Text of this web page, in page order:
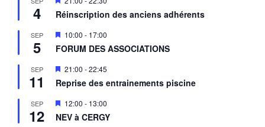
4
i
s
n
a
a
n
t
Réinscription des anciens adhérents
SEP
5
M
i
s
n
a
v
a
n
t
10:00 - 17:00
FORUM DES ASSOCIATIONS
SEP
11
M
s
n
a
21:00 -22:45
Reprise des entrainements piscine
SEP
12
M
i
s
12:00 - 13:00
NEV à CERGY